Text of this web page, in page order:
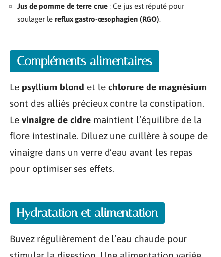
Jus de pomme de terre crue : Ce jus est réputé pour
soulager le reflux gastro-œsophagien (RGO).
Compléments alimentaires
Le psyllium blond et le chlorure de magnésium
sont des alliés précieux contre la constipation.
Le vinaigre de cidre maintient l’équilibre de la
flore intestinale. Diluez une cuillère à soupe de
vinaigre dans un verre d’eau avant les repas
pour optimiser ses effets.
Hydratation et alimentation
Buvez régulièrement de l’eau chaude pour
stimuler la digestion. Une alimentation variée